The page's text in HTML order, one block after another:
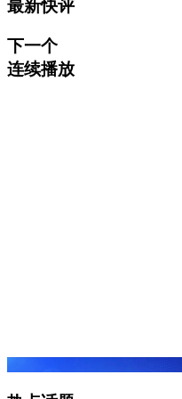
最新快评
下一个
连续播放